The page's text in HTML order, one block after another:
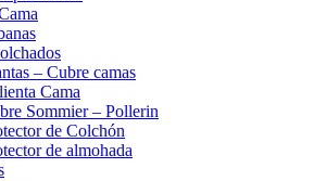
– Cubre camas
Cama
Sommier – Pollerin
de Colchón
de almohada